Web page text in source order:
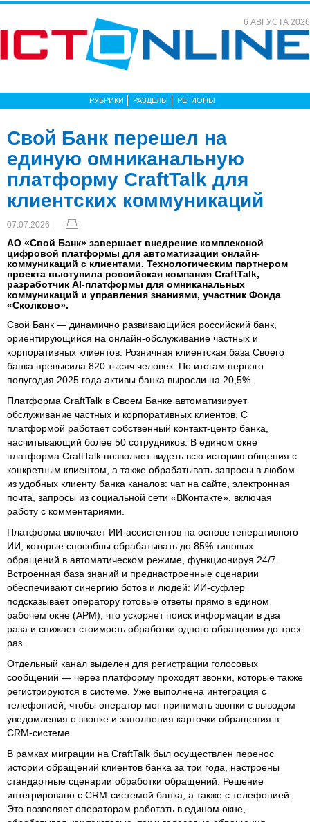
6 АВГУСТА 2026
РУБРИКИ РАЗДЕЛЫ РЕГИОНЫ
Свой Банк перешел на
единую омниканальную
платформу CraftTalk для
клиентских коммуникаций
07.07.2026 |
АО «Свой Банк» завершает внедрение комплексной
цифровой платформы для автоматизации онлайн-
коммуникаций с клиентами. Технологическим партнером
проекта выступила российская компания CraftTalk,
разработчик AI-платформы для омниканальных
коммуникаций и управления знаниями, участник Фонда
«Сколково».
Свой Банк — динамично развивающийся российский банк,
ориентирующийся на онлайн-обслуживание частных и
корпоративных клиентов. Розничная клиентская база Своего
банка превысила 820 тысяч человек. По итогам первого
полугодия 2025 года активы банка выросли на 20,5%.
Платформа CraftTalk в Своем Банке автоматизирует
обслуживание частных и корпоративных клиентов. С
платформой работает собственный контакт-центр банка,
насчитывающий более 50 сотрудников. В едином окне
платформа CraftTalk позволяет видеть всю историю общения с
конкретным клиентом, а также обрабатывать запросы в любом
из удобных клиенту банка каналов: чат на сайте, электронная
почта, запросы из социальной сети «ВКонтакте», включая
работу с комментариями.
Платформа включает ИИ-ассистентов на основе генеративного
ИИ, которые способны обрабатывать до 85% типовых
обращений в автоматическом режиме, функционируя 24/7.
Встроенная база знаний и преднастроенные сценарии
обеспечивают синергию ботов и людей: ИИ-суфлер
подсказывает оператору готовые ответы прямо в едином
рабочем окне (АРМ), что ускоряет поиск информации в два
раза и снижает стоимость обработки одного обращения до трех
раз.
Отдельный канал выделен для регистрации голосовых
сообщений — через платформу проходят звонки, которые также
регистрируются в системе. Уже выполнена интеграция с
телефонией, чтобы оператор мог принимать звонки с выводом
уведомления о звонке и заполнения карточки обращения в
CRM-системе.
В рамках миграции на CraftTalk был осуществлен перенос
истории обращений клиентов банка за три года, настроены
стандартные сценарии обработки обращений. Решение
интегрировано с CRM-системой банка, а также с телефонией.
Это позволяет операторам работать в едином окне,